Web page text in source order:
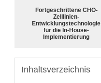
Fortgeschrittene CHO-
Zelllinien-
Entwicklungstechnologie
für die In-House-
Implementierung
Inhaltsverzeichnis